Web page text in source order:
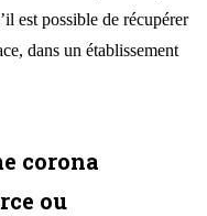
est possible de récupérer
dans un établissement
corona
ou